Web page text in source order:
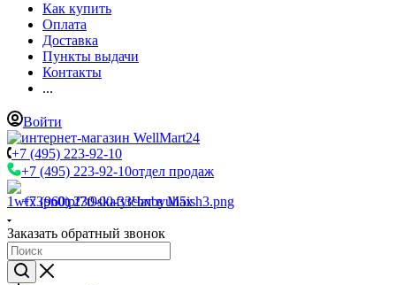
Как купить
Оплата
Доставка
Пункты выдачи
Контакты
...
Войти
+7 (495) 223-92-10
+7 (495) 223-92-10отдел продаж
+7 (960) 230-00-33Чат в Max
Заказать обратный звонок